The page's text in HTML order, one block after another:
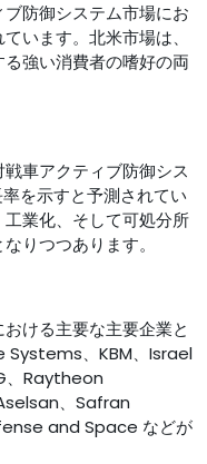
防御システム市場にお
います。北米市場は、
強い消費者の嗜好の両
車アクティブ防御シス
を示すと予測されてい
業化、そして可処分所
りつつあります。
ける主要な主要企業と
、KBM、Israel
、Raytheon
、Safran
and Space などが